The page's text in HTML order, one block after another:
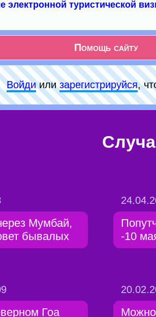
электронной туристической
Помощь сайту
Войдиилизарeгиcтpируйся,
Мумбай,
бывалых
-10
Гоа Можно